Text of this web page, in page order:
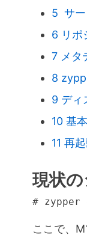
5 サ
6 リ
7 メタ
8
9 ディ
10 基
11 再
現状
# zypper
ここで、